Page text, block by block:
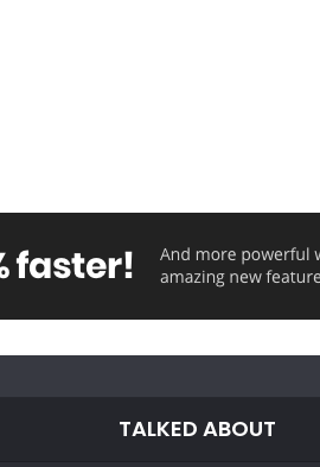
TALKED ABOUT